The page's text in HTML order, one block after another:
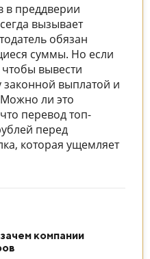
в преддверии
вызывает
обязан
суммы. Но если
чтобы вывести
законной выплатой и
ли это
перевод топ-
перед
которая ущемляет
компании